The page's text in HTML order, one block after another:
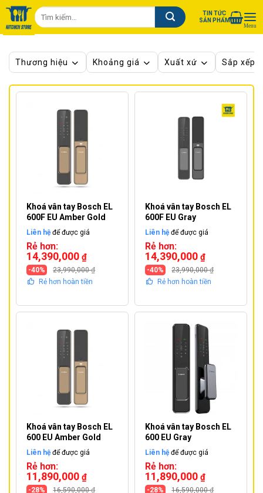
Chuyển
đến
nội
dung
Tìm
kiếm:
TIN TỨC
SẢN PHẨM
Thương hiệu Khoảng giá Xuất xứ Sắp xếp
Khoá vân tay Bosch EL
600F EU Amber Gold
Liên hệđể được giá
Rẻ hơn:
14,390,000 ₫
23,990,000₫
-40%
Rẻ hơn hoàn tiền
Khoá vân tay Bosch EL
600F EU Gray
Liên hệđể được giá
Rẻ hơn:
14,390,000 ₫
23,990,000₫
-40%
Rẻ hơn hoàn tiền
Khoá vân tay Bosch EL
600 EU Amber Gold
Liên hệđể được giá
Rẻ hơn:
11,890,000 ₫
16,590,000₫
-28%
Khoá vân tay Bosch EL
600 EU Gray
Liên hệđể được giá
Rẻ hơn:
11,890,000 ₫
16,590,000₫
-28%